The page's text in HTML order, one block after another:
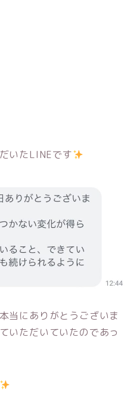
いたLINEです
当にありがとうございま
いただいていたのであっ